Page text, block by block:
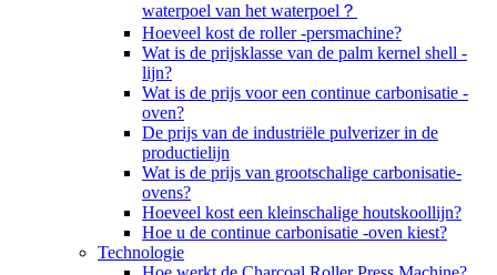
waterpoel van het waterpoel？
Hoeveel kost de roller -persmachine?
Wat is de prijsklasse van de palm kernel shell -
lijn?
Wat is de prijs voor een continue carbonisatie -
oven?
De prijs van de industriële pulverizer in de
productielijn
Wat is de prijs van grootschalige carbonisatie-
ovens?
Hoeveel kost een kleinschalige houtskoollijn?
Hoe u de continue carbonisatie -oven kiest?
Technologie